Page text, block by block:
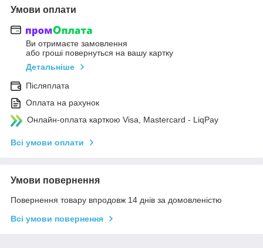
Умови оплати
Ви отримаєте замовлення
або гроші повернуться на вашу картку
Детальніше
Післяплата
Оплата на рахунок
Онлайн-оплата карткою Visa, Mastercard - LiqPay
Всі умови оплати
Умови повернення
Повернення товару впродовж 14 днів за домовленістю
Всі умови повернення